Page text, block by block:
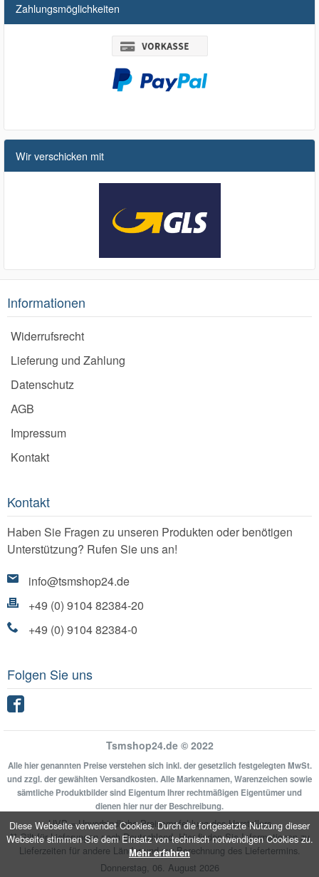
Diese Webseite verwendet Cookies. Durch die fortgesetzte Nutzung dieser
Webseite stimmen Sie dem Einsatz von technisch notwendigen Cookies zu.
Mehr erfahren
Zahlungsmöglichkeiten
Wir verschicken mit
Informationen
Widerrufsrecht
Lieferung und Zahlung
Datenschutz
AGB
Impressum
Kontakt
Kontakt
Haben Sie Fragen zu unseren Produkten oder benötigen
Unterstützung? Rufen Sie uns an!
info@tsmshop24.de
+49 (0) 9104 82384-20
+49 (0) 9104 82384-0
Folgen Sie uns
Tsmshop24.de © 2022
Alle hier genannten Preise verstehen sich inkl. der gesetzlich festgelegten MwSt.
und zzgl. der gewählten Versandkosten. Alle Markennamen, Warenzeichen sowie
sämtliche Produktbilder sind Eigentum Ihrer rechtmäßigen Eigentümer und
dienen hier nur der Beschreibung.
UVP = Unverbindliche Preisempfehlung des Herstellers
** Gilt für Lieferungen nach Deutschland.Hierfinden Sie Informationen zu
Lieferzeiten für andere Länder und zur Berechnung des Liefertermins.
Donnerstag, 06. August 2026